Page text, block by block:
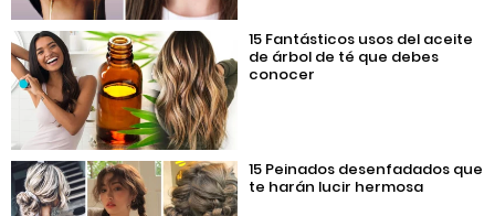
15 Fantásticos usos del aceite
de árbol de té que debes
conocer
15 Peinados desenfadados que
te harán lucir hermosa